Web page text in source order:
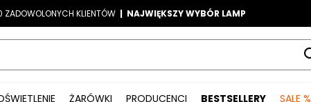
LATO7
KLIENTÓW | NAJWIĘKSZY WYBÓR LAMP
| |
ŻARÓWKI PRODUCENCI BESTSELLERY SALE %